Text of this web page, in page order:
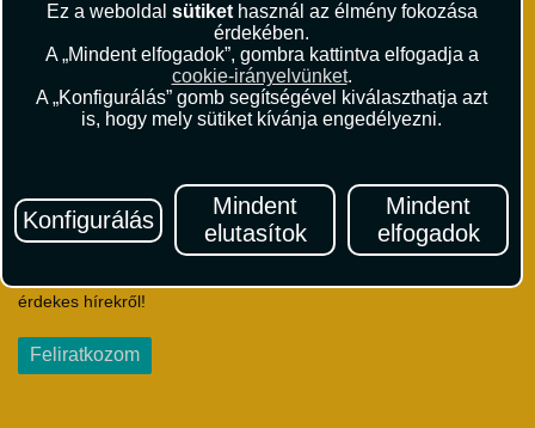
Ez a weboldal sütikethasznál az élmény fokozása
érdekében.
A „Mindent elfogadok”, gombra kattintva elfogadja a
cookie-irányelvünket.
A „Konfigurálás” gomb segítségével kiválaszthatja azt
is, hogy mely sütiket kívánja engedélyezni.
Konfigurálás
Mindent
elutasítok
Mindent
elfogadok
Utazási Csomag Szerződési Feltételek
Útlemondás-biztosítás Szerződési Feltételek
Utasbiztosítás Szerződési Feltételek
Repülőjegy Szerződési Feltételek
Adatvédelem
Hírlevél
Iratkozzon fel Magyarország egyik legszínesebb utazási
érdekes hírekről!
Feliratkozom